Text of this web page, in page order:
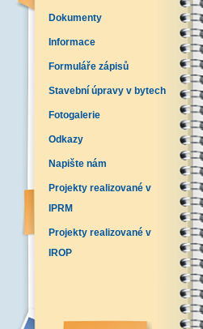
Dokumenty
Informace
Formuláře zápisů
Stavební úpravy v bytech
Fotogalerie
Odkazy
Napište nám
Projekty realizované v
IPRM
Projekty realizované v
IROP